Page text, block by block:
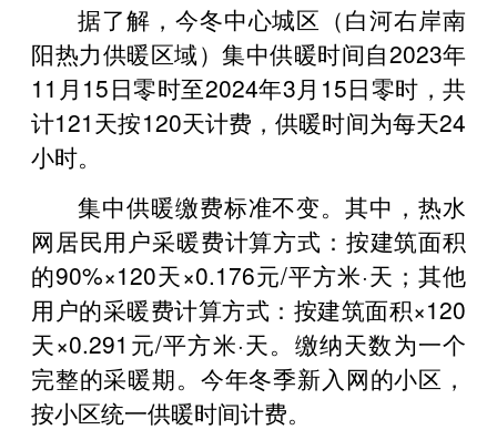
据了解，今冬中心城区（白河右岸南
阳热力供暖区域）集中供暖时间自2023年
11月15日零时至2024年3月15日零时，共
计121天按120天计费，供暖时间为每天24
小时。
集中供暖缴费标准不变。其中，热水
网居民用户采暖费计算方式：按建筑面积
的90%×120天×0.176元/平方米·天；其他
用户的采暖费计算方式：按建筑面积×120
天×0.291元/平方米·天。缴纳天数为一个
完整的采暖期。今年冬季新入网的小区，
按小区统一供暖时间计费。